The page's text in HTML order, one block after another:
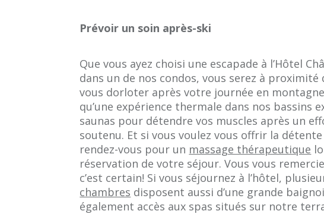
Prévoir un soin après-ski
Que vous ayez choisi une escapade à l’Hôtel
dans un de nos condos, vous serez à
vous dorloter après votre journée en
qu’une expérience thermale dans nos bassins
saunas pour détendre vos muscles après un
soutenu. Et si vous voulez vous offrir la
rendez-vous pour un massage thérapeutique
réservation de votre séjour. Vous vous
c’est certain! Si vous séjournez à l’hôtel,
chambres disposent aussi d’une grande
également accès aux spas situés sur notre